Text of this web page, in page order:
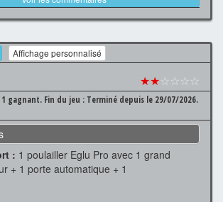
Affichage personnalisé
★★☆☆☆☆
gagnant. Fin du jeu : Terminé depuis le 29/07/2026.
: 1 poulailler Eglu Pro avec 1 grand
+ 1 porte automatique + 1